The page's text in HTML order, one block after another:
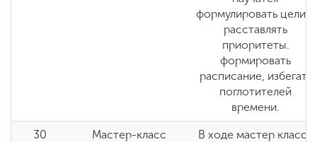
формулировать цели и
расставлять
приоритеты.
формировать
расписание, избегать
поглотителей
времени.
30
Мастер-класс
В ходе мастер класса